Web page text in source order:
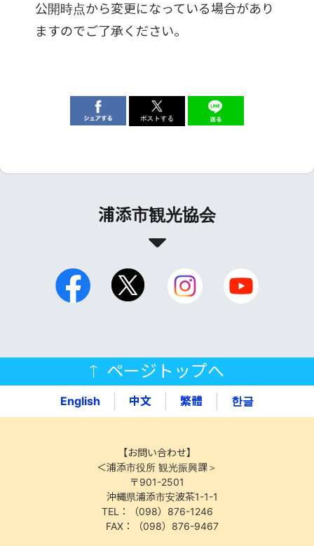
公開時点から変更になっている場合があり
ますのでご了承ください。
浦添市観光協会
ページトップへ
English 中文 繁體 한글
【お問い合わせ】
＜浦添市役所 観光振興課＞
〒901-2501
沖縄県浦添市安波茶1-1-1
TEL：（098）876-1246
FAX：（098）876-9467